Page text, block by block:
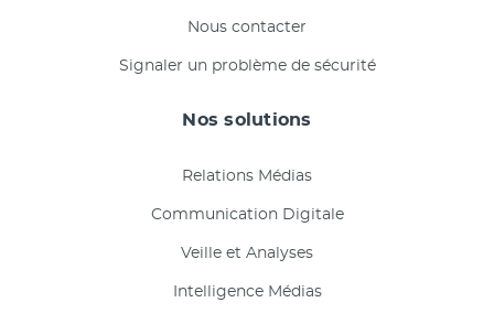
Nous contacter
Signaler un problème de sécurité
Nos solutions
Relations Médias
Communication Digitale
Veille et Analyses
Intelligence Médias